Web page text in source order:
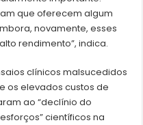
que oferecem algum
novamente, esses
rendimento”, indica.
clínicos malsucedidos
os elevados custos de
ao “declínio do
científicos na